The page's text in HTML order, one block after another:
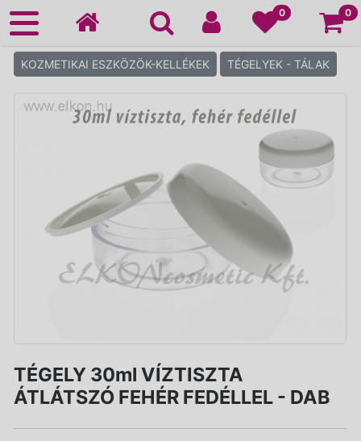
0 0
KOZMETIKAI ESZKÖZÖK-KELLÉKEK TÉGELYEK - TÁLAK
TÉGELY 30ml VÍZTISZTA
ÁTLÁTSZÓ FEHÉR FEDÉLLEL - DAB